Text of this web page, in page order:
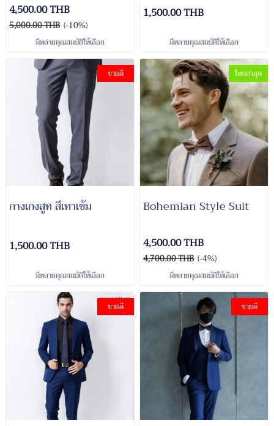
4,500.00 THB
5,000.00 THB (-10%)
มีหลายคุณสมบัติให้เลือก
1,500.00 THB
มีหลายคุณสมบัติให้เลือก
ขายดี
กางเกงสูท สีเทาเข้ม
1,500.00 THB
มีหลายคุณสมบัติให้เลือก
ใหม่ล่าสุด
Bohemian Style Suit
4,500.00 THB
4,700.00 THB (-4%)
มีหลายคุณสมบัติให้เลือก
ขายดี ขายดี